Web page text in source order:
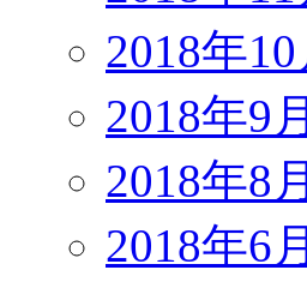
2018年
2018年9
2018年8
2018年6